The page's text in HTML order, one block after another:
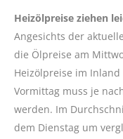
Heizölpreise ziehen
Angesichts der
die Ölpreise am
Heizölpreise im
Vormittag muss je
werden. Im
dem Dienstag um